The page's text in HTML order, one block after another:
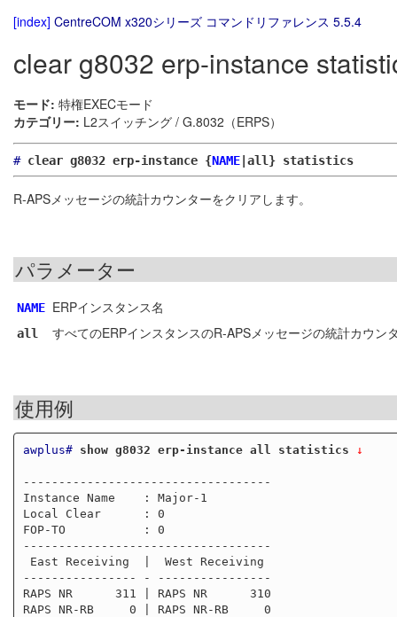
[index] CentreCOM x320シリーズ コマンドリファレンス 5.5.4
clear g8032 erp-instance
モード: 特権EXECモード
カテゴリー: L2スイッチング / G.8032（ERPS）
# clear g8032 erp-instance {NAME |all} statistics
R-APSメッセージの統計カウンターをクリアします。
パラメーター
NAME ERPインスタンス名
all すべてのERPインスタンスのR-APSメッセージの統計カウン
使用例
awplus# show g8032 erp-instance all statistics ↓
-----------------------------------
Instance Name    : Major-1
Local Clear      : 0
FOP-TO           : 0
-----------------------------------
---------------- - ----------------
RAPS NR      311 | RAPS NR      310
RAPS NR-RB     0 | RAPS NR-RB     0